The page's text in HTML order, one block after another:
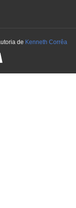
de Kenneth Corrêa